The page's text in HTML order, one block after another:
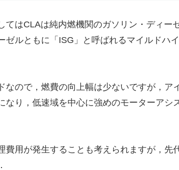
はCLAは純内燃機関のガソリン・ディー
ゼルともに「ISG」と呼ばれるマイルドハ
ので，燃費の向上幅は少ないですが，ア
なり，低速域を中心に強めのモーターアシ
用が発生することも考えられますが，先